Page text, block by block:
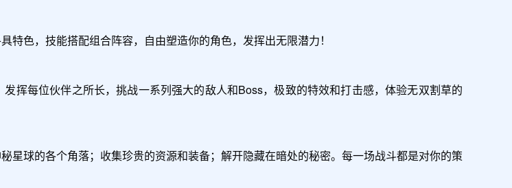
色，技能搭配组合阵容，自由塑造你的角色，发挥出无限潜力！
挥每位伙伴之所长，挑战一系列强大的敌人和Boss，极致的特效和打击感，体验无双割草的
星球的各个角落；收集珍贵的资源和装备；解开隐藏在暗处的秘密。每一场战斗都是对你的策